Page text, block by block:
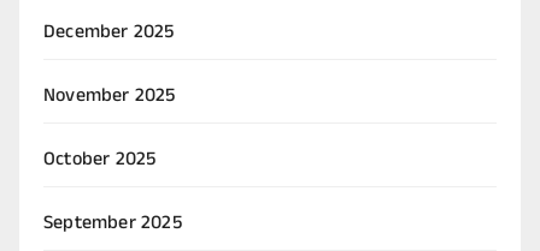
December 2025
November 2025
October 2025
September 2025